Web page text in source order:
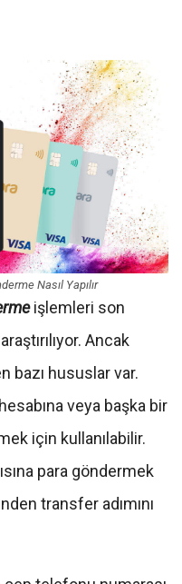
Nasıl Yapılır
işlemleri son
Ancak
bazı hususlar var.
veya başka bir
için kullanılabilir.
para göndermek
transfer adımını